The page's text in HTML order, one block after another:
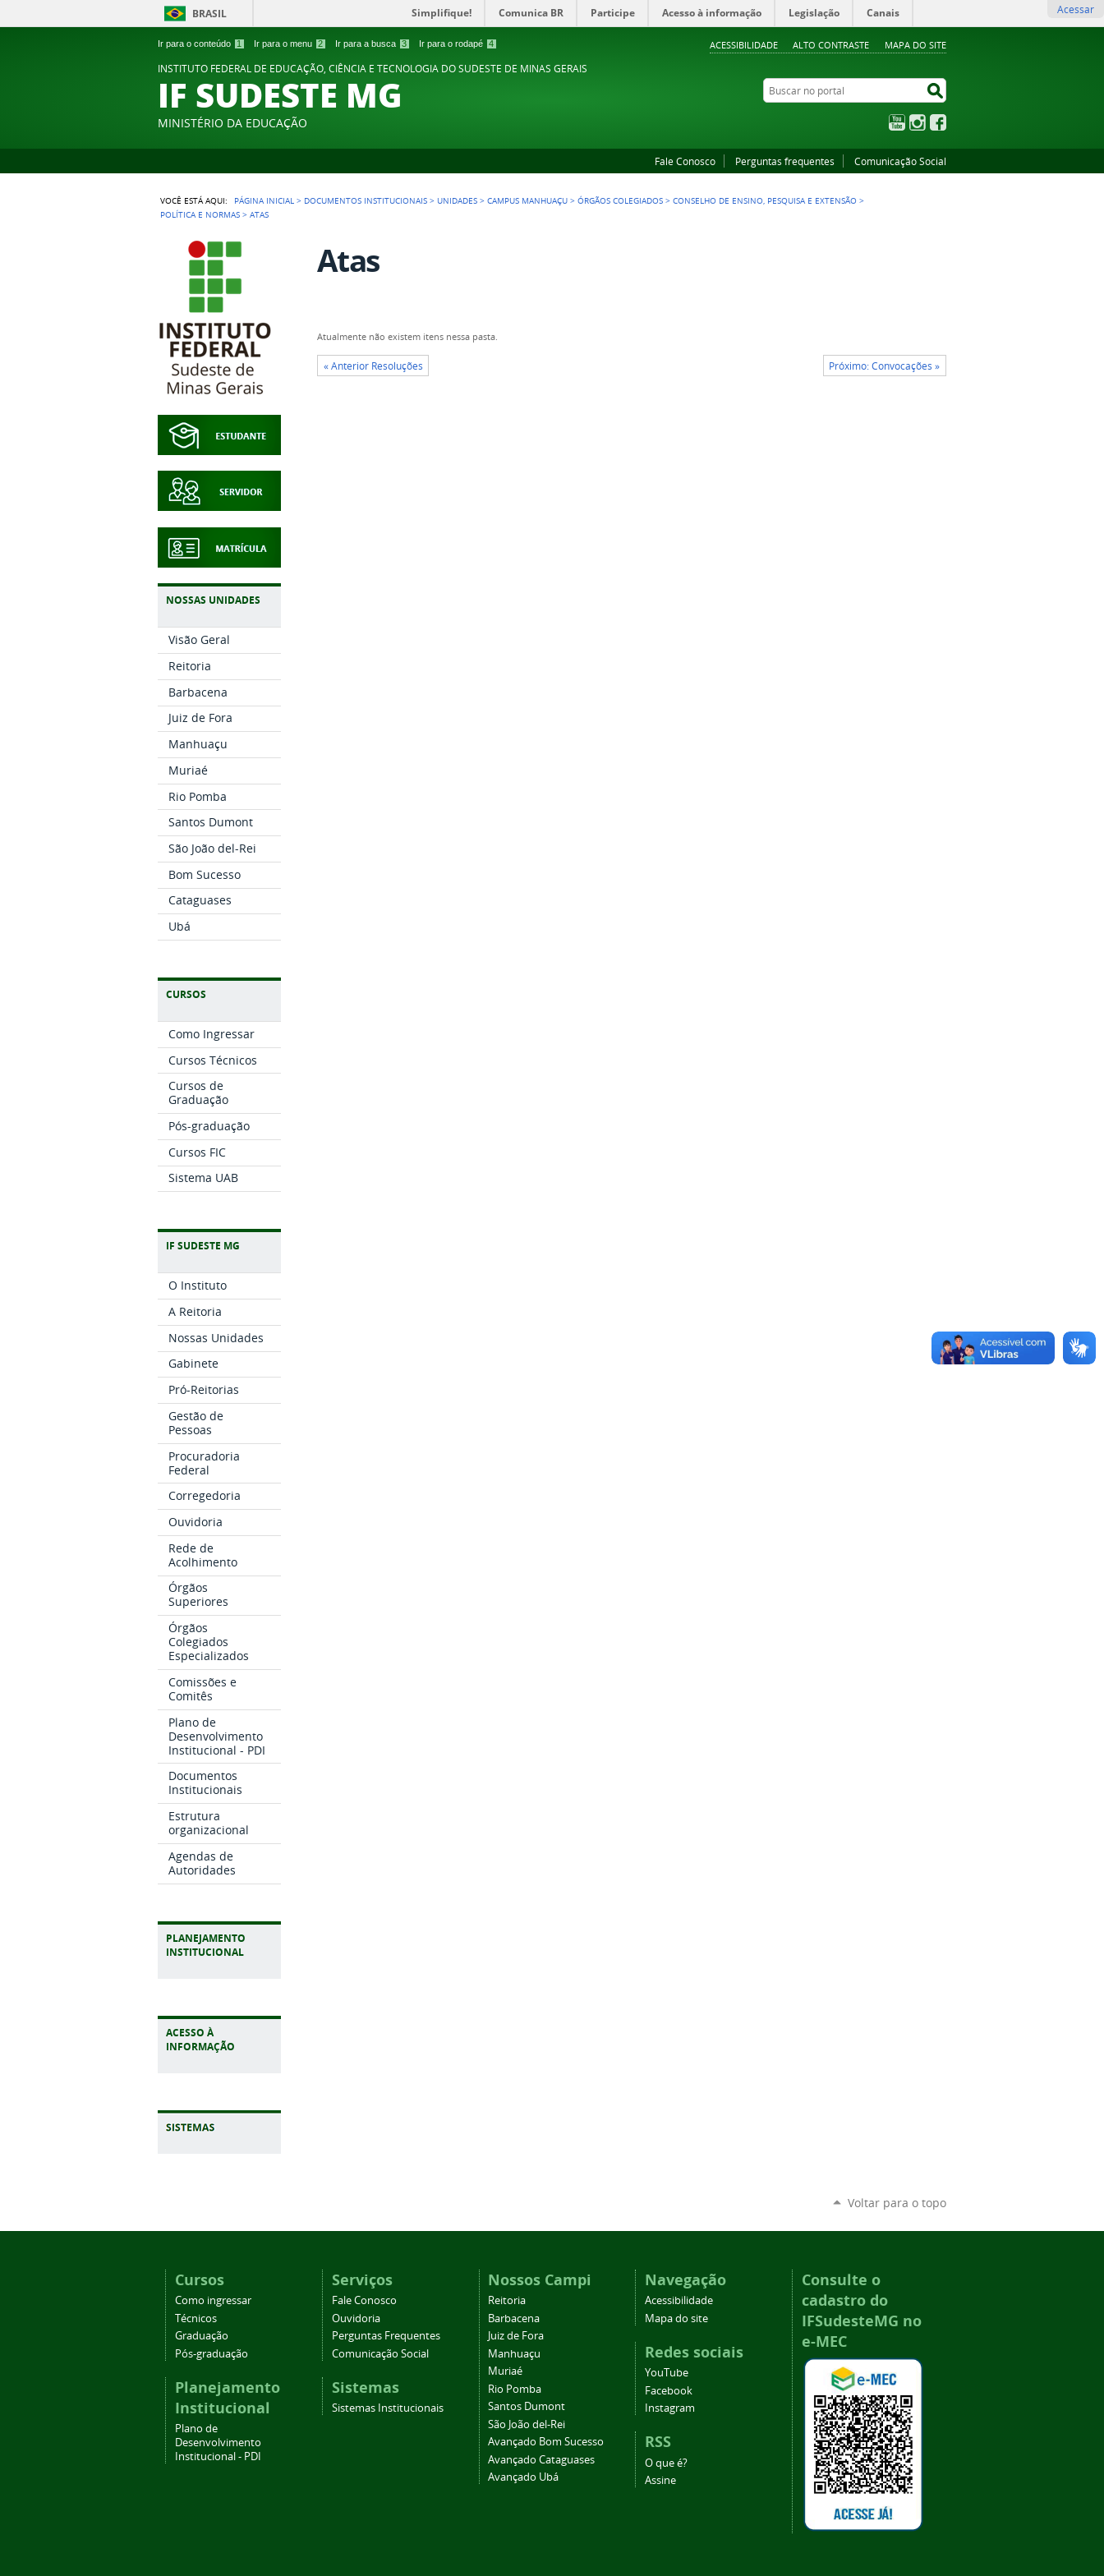
Ir para o conteúdo 1 Ir para o menu 2 Ir para a busca 3 Ir para o rodapé 4 ACESSIBILIDADE ALTO CONTRASTE MAPA DO SITE
BRASIL Simplifique! Comunica BR Participe Acesso à informação Legislação Canais Acessar
INSTITUTO FEDERAL DE EDUCAÇÃO, CIÊNCIA E TECNOLOGIA DO SUDESTE DE MINAS GERAIS
IF SUDESTE MG
MINISTÉRIO DA EDUCAÇÃO
Buscar no portal
YouTubeInstagram
Fale Conosco Perguntas frequentes Comunicação Social
VOCÊ ESTÁ AQUI: PÁGINA INICIAL > DOCUMENTOS INSTITUCIONAIS > UNIDADES >CAMPUS MANHUAÇU >ÓRGÃOS COLEGIADOS >CONSELHO DE ENSINO, PESQUISA E EXTENSÃO >
POLÍTICA E NORMAS >ATAS
NOSSAS UNIDADES
Visão Geral
Reitoria
Barbacena
Juiz de Fora
Manhuaçu
Muriaé
Rio Pomba
Santos Dumont
São João del-Rei
Bom Sucesso
Cataguases
Ubá
CURSOS
Como Ingressar
Cursos Técnicos
Cursos de
Graduação
Pós-graduação
Cursos FIC
Sistema UAB
IF SUDESTE MG
O Instituto
A Reitoria
Nossas Unidades
Gabinete
Pró-Reitorias
Gestão de
Pessoas
Procuradoria
Federal
Corregedoria
Ouvidoria
Rede de
Acolhimento
Órgãos
Superiores
Órgãos
Colegiados
Especializados
Comissões e
Comitês
Plano de
Desenvolvimento
Institucional - PDI
Documentos
Institucionais
Estrutura
organizacional
Agendas de
Autoridades
PLANEJAMENTO
INSTITUCIONAL
ACESSO À
INFORMAÇÃO
Atas
Atualmente não existem itens nessa pasta.
« Anterior Resoluções Próximo: Convocações »
Voltar para o topo
Cursos
Como ingressar
Técnicos
Graduação
Pós-graduação
Planejamento
Institucional
Plano de
Desenvolvimento
Institucional - PDI
Serviços
Fale Conosco
Ouvidoria
Perguntas Frequentes
Comunicação Social
Sistemas
Sistemas Institucionais
Nossos Campi
Reitoria
Barbacena
Juiz de Fora
Manhuaçu
Muriaé
Rio Pomba
Santos Dumont
São João del-Rei
Avançado Bom Sucesso
Avançado Cataguases
Avançado Ubá
Navegação
Acessibilidade
Mapa do site
Redes sociais
YouTube
Facebook
Instagram
RSS
O que é?
Assine
Consulte o
cadastro do
IFSudesteMG no
e-MEC